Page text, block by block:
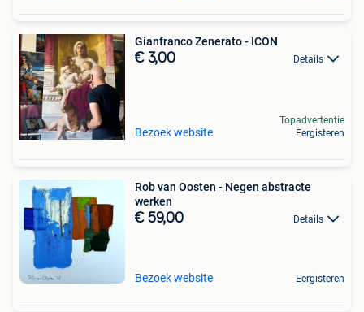
Gianfranco Zenerato - ICON
€ 3,00 Details
Bezoek website
Topadvertentie
Eergisteren
Rob van Oosten - Negen abstracte
werken
€ 59,00 Details
Bezoek website Eergisteren